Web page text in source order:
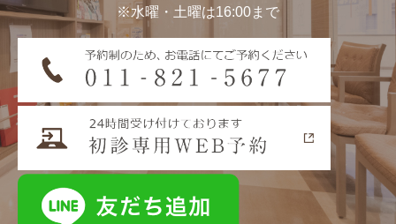
※水曜・土曜は16:00まで